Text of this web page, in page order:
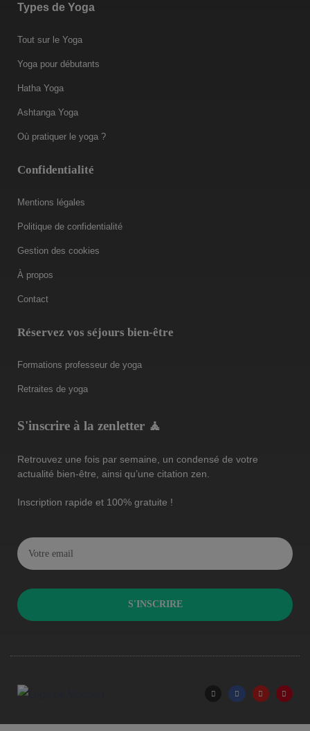
Types de Yoga
Tout sur le Yoga
Yoga pour débutants
Hatha Yoga
Ashtanga Yoga
Où pratiquer le yoga ?
Confidentialité
Mentions légales
Politique de confidentialité
Gestion des cookies
À propos
Contact
Réservez vos séjours bien-être
Formations professeur de yoga
Retraites de yoga
S'inscrire à la zenletter 🧘
Retrouvez une fois par semaine, un condensé de votre
actualité bien-être, ainsi qu’une citation zen.
Inscription rapide et 100% gratuite !
S'INSCRIRE